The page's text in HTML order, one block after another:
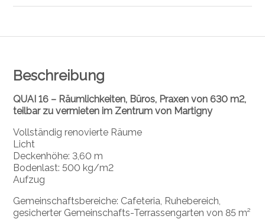
Beschreibung
QUAI 16 – Räumlichkeiten, Büros, Praxen von 630 m2,
teilbar zu vermieten im Zentrum von Martigny
Vollständig renovierte Räume
Licht
Deckenhöhe: 3,60 m
Bodenlast: 500 kg/m2
Aufzug
Gemeinschaftsbereiche: Cafeteria, Ruhebereich,
gesicherter Gemeinschafts-Terrassengarten von 85 m²